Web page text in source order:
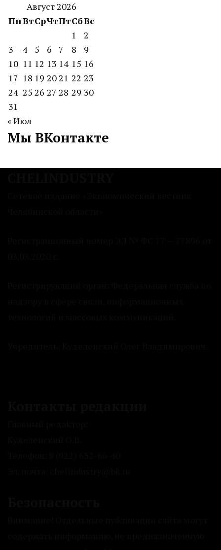
Август 2026
ПнВтСрЧтПтСбВс
1
2
3
4 5 6 7 8
9
10 11 12 13 14 15 16
17 18 19 2021 22 23
24 25 26 27 28 29 30
31
« Июл
Мы ВКонтакте